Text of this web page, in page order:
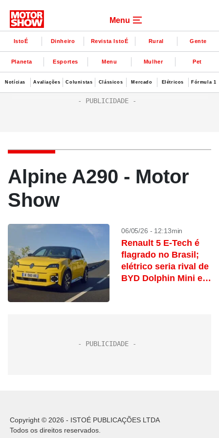
Menu
IstoÉ Dinheiro Revista IstoÉ Rural Gente
Planeta Esportes Menu Mulher Pet
Notícias Avaliações Colunistas Clássicos Mercado Elétricos Fórmula 1
Alpine A290 - Motor
Show
06/05/26 - 12:13min
Renault 5 E-Tech é
flagrado no Brasil;
elétrico seria rival de
BYD Dolphin Mini e
Copyright © 2026 - ISTOÉ PUBLICAÇÕES LTDA
Todos os direitos reservados.